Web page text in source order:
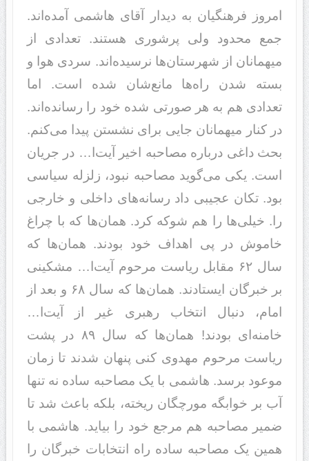
امروز فرهنگیان به دیدار آقای هاشمی آمده‌اند.
جمع محدود ولی پرشوری هستند. تعدادی از
میهمانان از شهرستان‌ها نرسیده‌اند. سردی هوا و
بسته شدن راه‌ها مانع‌شان شده است. اما
تعدادی هم به هر صورتی شده خود را رسانده‌اند.
در کنار میهمانان جایی برای نشستن پیدا می‌کنم.
بحث داغی درباره مصاحبه اخیر آیت‌ا… در جریان
است. یکی می‌گوید مصاحبه نبود، زلزله سیاسی
بود. تکان عجیبی داد رسانه‌های داخلی و خارجی
را. خیلی‌ها را هم شوکه کرد. همان‌ها که با چراغ
خاموش در پی اهداف خود بودند. همان‌ها که
سال ۶۲ مقابل ریاست مرحوم آیت‌ا… مشکینی
بر خبرگان ایستادند. همان‌ها که سال ۶۸ و بعد از
امام، دنبال انتخاب رهبری غیر از آیت‌ا…
خامنه‌ای بودند! همان‌ها که سال ۸۹ در پشت
ریاست مرحوم مهدوی کنی پنهان شدند تا زمان
موعود برسد. هاشمی با یک مصاحبه ساده نه تنها
آب بر خوابگه مورچگان ریخته، بلکه باعث شد تا
ضمیر مصاحبه هم مرجع خود را بیاید. هاشمی با
همین یک مصاحبه ساده راه انتخابات خبرگان را